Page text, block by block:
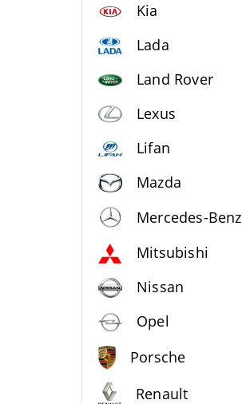
Kia
Lada
Land Rover
Lexus
Lifan
Mazda
Mercedes-Benz
Mitsubishi
Nissan
Opel
Porsche
Renault